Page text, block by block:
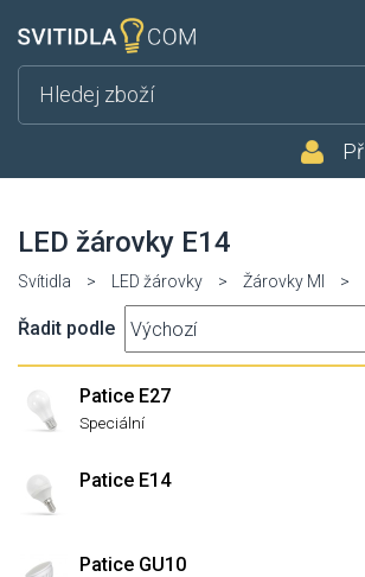
LED žárovky E14
Svítidla > LED žárovky > Žárovky MI >
Řadit podle
Patice E27
Speciální
Patice E14
Patice GU10